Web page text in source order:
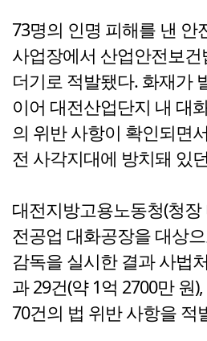
73명의 인명 피해를 낸 안
사업장에서 산업안전보
더기로 적발됐다. 화재가
이어 대전산업단지 내 대
의 위반 사항이 확인되면
전 사각지대에 방치돼 있
대전지방고용노동청(청장
전공업 대화공장을 대상
감독을 실시한 결과 사법
과 29건(약 1억 2700만 원
70건의 법 위반 사항을 적